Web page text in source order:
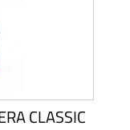
CLASSIC